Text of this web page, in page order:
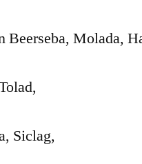
Beerseba, Molada,
Siclag,